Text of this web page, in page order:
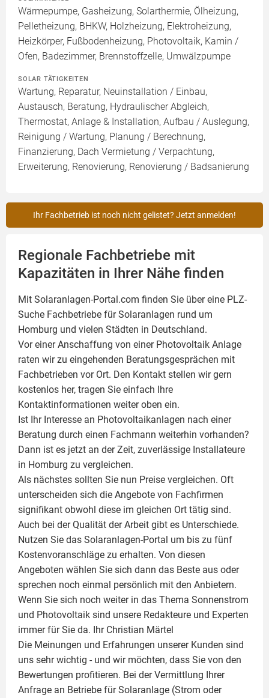
Wärmepumpe, Gasheizung, Solarthermie, Ölheizung,
Pelletheizung, BHKW, Holzheizung, Elektroheizung,
Heizkörper, Fußbodenheizung, Photovoltaik, Kamin /
Ofen, Badezimmer, Brennstoffzelle, Umwälzpumpe
SOLAR TÄTIGKEITEN
Wartung, Reparatur, Neuinstallation / Einbau,
Austausch, Beratung, Hydraulischer Abgleich,
Thermostat, Anlage & Installation, Aufbau / Auslegung,
Reinigung / Wartung, Planung / Berechnung,
Finanzierung, Dach Vermietung / Verpachtung,
Erweiterung, Renovierung, Renovierung / Badsanierung
Ihr Fachbetrieb ist noch nicht gelistet? Jetzt anmelden!
Regionale Fachbetriebe mit
Kapazitäten in Ihrer Nähe finden
Mit Solaranlagen-Portal.com finden Sie über eine PLZ-
Suche Fachbetriebe fürSolaranlagen rund um
Homburg und vielen Städten in Deutschland.
Vor einer Anschaffung von einer Photovoltaik Anlage
raten wir zu eingehenden Beratungsgesprächen mit
Fachbetrieben vor Ort. Den Kontakt stellen wir gern
kostenlos her, tragen Sie einfach Ihre
Kontaktinformationen weiter oben ein.
Ist Ihr Interesse an Photovoltaikanlagen nach einer
Beratung durch einen Fachmann weiterhin vorhanden?
Dann ist es jetzt an der Zeit, zuverlässige Installateure
in Homburg zu vergleichen.
Als nächstes sollten Sie nun Preise vergleichen. Oft
unterscheiden sich die Angebote von Fachfirmen
signifikant obwohl diese im gleichen Ort tätig sind.
Auch bei der Qualität der Arbeit gibt es Unterschiede.
Nutzen Sie das Solaranlagen-Portal um bis zu fünf
Kostenvoranschläge zu erhalten. Von diesen
Angeboten wählen Sie sich dann das Beste aus oder
sprechen noch einmal persönlich mit den Anbietern.
Wenn Sie sich noch weiter in das Thema Sonnenstrom
und Photovoltaik sind unsere Redakteure und Experten
immer für Sie da. Ihr Christian Märtel
Die Meinungen und Erfahrungen unserer Kunden sind
uns sehr wichtig - und wir möchten, dass Sie von den
Bewertungen profitieren. Bei der Vermittlung Ihrer
Anfrage an Betriebe für Solaranlage (Strom oder